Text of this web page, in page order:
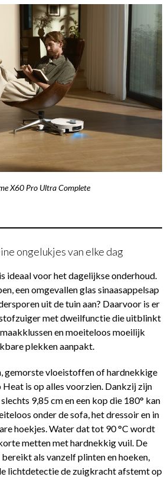
X60 Pro Ultra Complete
ongelukjes van elke dag
ideaal voor het dagelijkse onderhoud.
een omgevallen glas sinaasappelsap
uit de tuin aan? Daarvoor is er
met dweilfunctie die uitblinkt
en moeiteloos moeilijk
plekken aanpakt.
gemorste vloeistoffen of hardnekkige
is op alles voorzien. Dankzij zijn
9,85 cm en een kop die 180° kan
onder de sofa, het dressoir en in
hoekjes. Water dat tot 90 °C wordt
metten met hardnekkig vuil. De
als vanzelf plinten en hoeken,
lichtdetectie de zuigkracht afstemt op